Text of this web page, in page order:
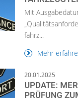
Mit
fahrz...
Mehr
20.01.2025
UPDATE:
PRÜFUNG